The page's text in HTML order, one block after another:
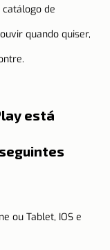
de
quando quiser,
está
ou Tablet, IOS e